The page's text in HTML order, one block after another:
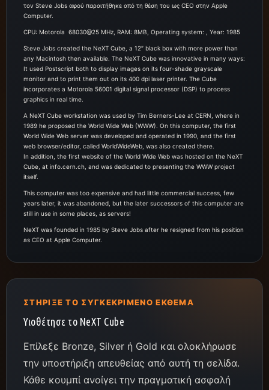
τον Steve Jobs αφού παραιτήθηκε από τη θέση του ως CEO στην Apple
Computer.
CPU: Motorola 68030@25 MHz, RAM: 8MB, Operating system: , Year: 1985
Steve Jobs created the NeXT Cube, a 12″ black box with more power than
any Macintosh then available. The NeXT Cube was innovative in many ways:
It used Postscript both to display images on its four-shade grayscale
monitor and to print them out on its 400 dpi laser printer. The Cube
incorporates a Motorola 56001 digital signal processor (DSP) to process
graphics in real time.
A NeXT Cube workstation was used by Tim Berners-Lee at CERN, where in
1989 he proposed the World Wide Web (WWW). On this computer, the first
World Wide Web server was developed and operated in 1990, and the first
web browser/editor, called WorldWideWeb, was also created there.
In addition, the first website of the World Wide Web was hosted on the NeXT
Cube, at info.cern.ch, and was dedicated to presenting the WWW project
itself.
This computer was too expensive and had little commercial success, few
years later, it was abandoned, but the later successors of this computer are
still in use in some places, as servers!
NeXT was founded in 1985 by Steve Jobs after he resigned from his position
as CEO at Apple Computer.
ΣΤΉΡΙΞΕ ΤΟ ΣΥΓΚΕΚΡΙΜΈΝΟ ΈΚΘΕΜΑ
Υιοθέτησε το NeXT Cube
Επίλεξε Bronze, Silver ή Gold και ολοκλήρωσε
την υποστήριξη απευθείας από αυτή τη σελίδα.
Κάθε κουμπί ανοίγει την πραγματική ασφαλή